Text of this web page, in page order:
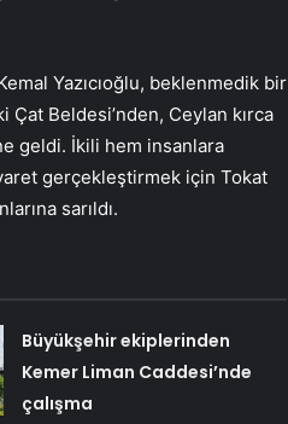
Yazıcıoğlu, beklenmedik bir
Çat Beldesi’nden, Ceylan kırca
geldi. İkili hem insanlara
gerçekleştirmek için Tokat
sarıldı.
Büyükşehir ekiplerinden
Kemer Liman Caddesi’nde
çalışma